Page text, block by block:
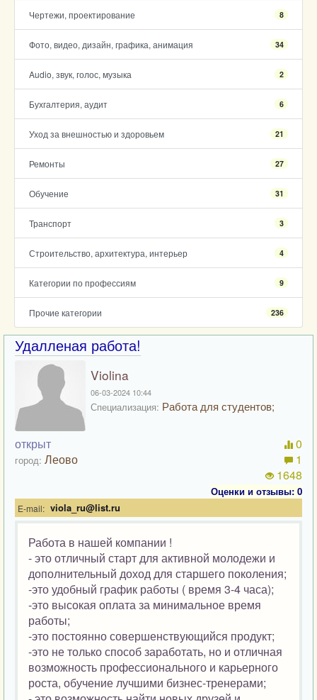
Чертежи, проектирование 8
Фото, видео, дизайн, графика, анимация 34
Audio, звук, голос, музыка 2
Бухгалтерия, аудит 6
Уход за внешностью и здоровьем 21
Ремонты 27
Обучение 31
Транспорт 3
Строительство, архитектура, интерьер 4
Категории по профессиям 9
Прочие категории 236
Удалленая работа!
Violina
06-03-2024 10:44
Специализация: Работа для студентов;
открыт
город: Леово
0
1
1648
Оценки и отзывы: 0
E-mail: viola_ru@list.ru
Работа в нашей компании !
- это отличный старт для активной молодежи и
дополнительный доход для старшего поколения;
-это удобный график работы ( время 3-4 часа);
-это высокая оплата за минимальное время
работы;
-это постоянно совершенствующийся продукт;
-это не только способ заработать, но и отличная
возможность профессионального и карьерного
роста, обучение лучшими бизнес-тренерами;